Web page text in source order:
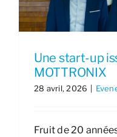
Une start-up
MOTTRONIX
28 avril, 2026
Fruit de 20